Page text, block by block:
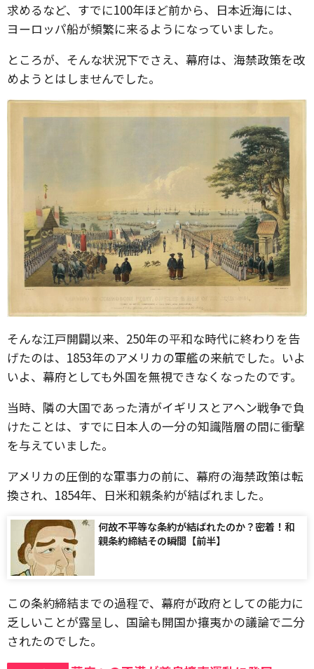
求めるなど、すでに100年ほど前から、日本近海には、
ヨーロッパ船が頻繁に来るようになっていました。
ところが、そんな状況下でさえ、幕府は、海禁政策を改
めようとはしませんでした。
そんな江戸開闢以来、250年の平和な時代に終わりを告
げたのは、1853年のアメリカの軍艦の来航でした。いよ
いよ、幕府としても外国を無視できなくなったのです。
当時、隣の大国であった清がイギリスとアヘン戦争で負
けたことは、すでに日本人の一分の知識階層の間に衝撃
を与えていました。
アメリカの圧倒的な軍事力の前に、幕府の海禁政策は転
換され、1854年、日米和親条約が結ばれました。
何故不平等な条約が結ばれたのか？密着！和
親条約締結その瞬間【前半】
この条約締結までの過程で、幕府が政府としての能力に
乏しいことが露呈し、国論も開国か攘夷かの議論で二分
されたのでした。